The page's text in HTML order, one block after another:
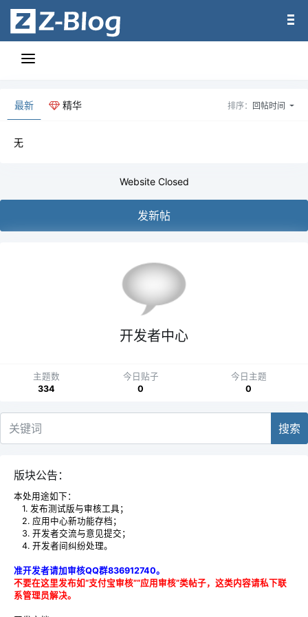
最新 精华 排序： 回帖时间
无
Website Closed
发新帖
开发者中心
主题数
334
今日贴子
0
今日主题
0
搜索
版块公告：
本处用途如下：
1. 发布测试版与审核工具；
2. 应用中心新功能存档；
3. 开发者交流与意见提交；
4. 开发者间纠纷处理。
准开发者请加审核QQ群836912740。
不要在这里发布如“支付宝审核”“应用审核”类帖子，这类内容请私下联
系管理员解决。